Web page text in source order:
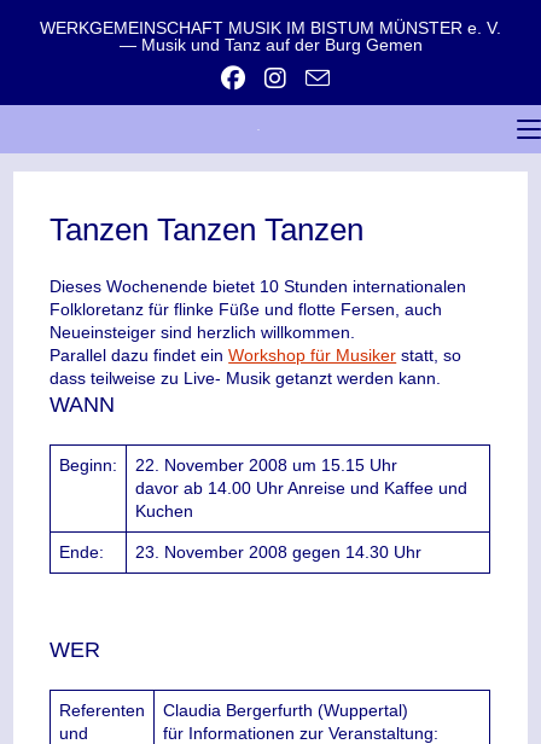
WERKGEMEINSCHAFT MUSIK IM BISTUM MÜNSTER e. V.
— Musik und Tanz auf der Burg Gemen
Tanzen Tanzen Tanzen
Dieses Wochenende bietet 10 Stunden internationalen
Folkloretanz für flinke Füße und flotte Fersen, auch
Neueinsteiger sind herzlich willkommen.
Parallel dazu findet einWorkshop für Musiker statt, so
dass teilweise zu Live- Musik getanzt werden kann.
WANN
Beginn:
22. November 2008 um 15.15 Uhr
davor ab 14.00 Uhr Anreise und Kaffee und
Kuchen
Ende: 23. November 2008 gegen 14.30 Uhr
WER
Referenten
und
Claudia Bergerfurth (Wuppertal)
für Informationen zur Veranstaltung: